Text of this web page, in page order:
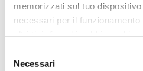
memorizzati sul tuo
necessari per il
delNecessari
A testimoniare
d’eccellenza e nuove